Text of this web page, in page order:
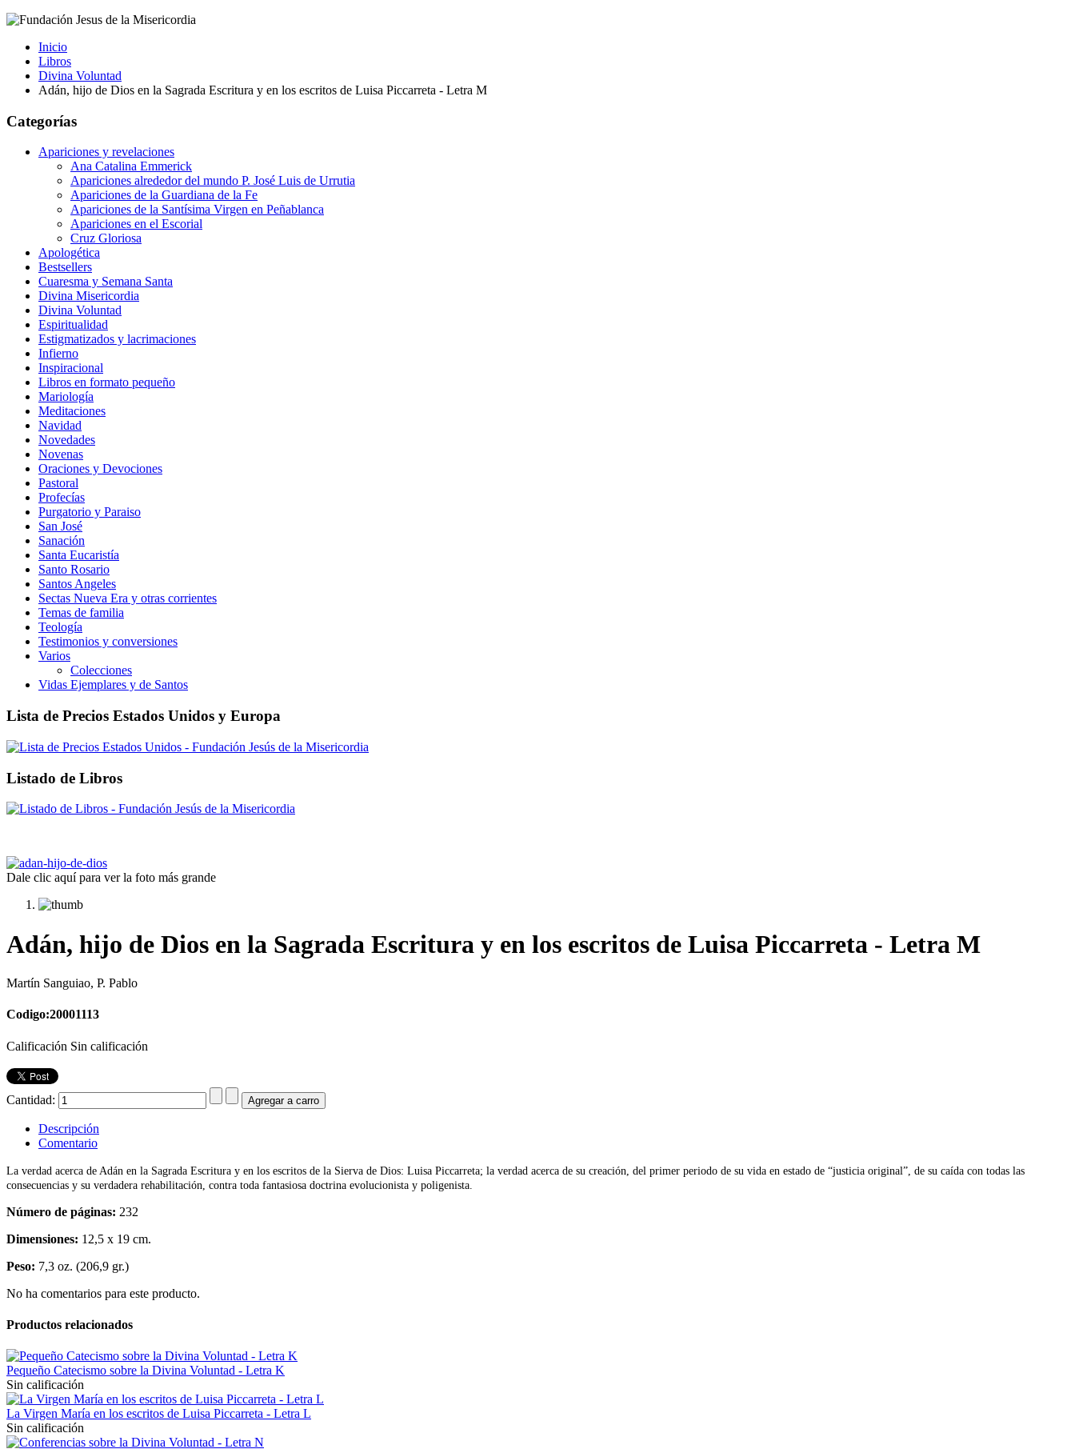
Inicio
Libros
Divina Voluntad
Adán, hijo de Dios en la Sagrada Escritura y en los escritos de Luisa Piccarreta - Letra M
Categorías
Apariciones y revelaciones
Ana Catalina Emmerick
Apariciones alrededor del mundo P. José Luis de Urrutia
Apariciones de la Guardiana de la Fe
Apariciones de la Santísima Virgen en Peñablanca
Apariciones en el Escorial
Cruz Gloriosa
Apologética
Bestsellers
Cuaresma y Semana Santa
Divina Misericordia
Divina Voluntad
Espiritualidad
Estigmatizados y lacrimaciones
Infierno
Inspiracional
Libros en formato pequeño
Mariología
Meditaciones
Navidad
Novedades
Novenas
Oraciones y Devociones
Pastoral
Profecías
Purgatorio y Paraiso
San José
Sanación
Santa Eucaristía
Santo Rosario
Santos Angeles
Sectas Nueva Era y otras corrientes
Temas de familia
Teología
Testimonios y conversiones
Varios
Colecciones
Vidas Ejemplares y de Santos
Lista de Precios Estados Unidos y Europa
Listado de Libros
Dale clic aquí para ver la foto más grande
Adán, hijo de Dios en la Sagrada Escritura y en los escritos de Luisa Piccarreta - Letra M
Martín Sanguiao, P. Pablo
Codigo:20001113
Calificación Sin calificación
Cantidad:
Descripción
Comentario
La verdad acerca de Adán en la Sagrada Escritura y en los escritos de la Sierva de Dios: Luisa Piccarreta; la verdad acerca de su creación, del primer periodo de su vida en estado de “justicia original”, de su caída con todas las
consecuencias y su verdadera rehabilitación, contra toda fantasiosa doctrina evolucionista y poligenista.
Número de páginas: 232
Dimensiones: 12,5 x 19 cm.
Peso: 7,3 oz. (206,9 gr.)
No ha comentarios para este producto.
Productos relacionados
Pequeño Catecismo sobre la Divina Voluntad - Letra K
Sin calificación
La Virgen María en los escritos de Luisa Piccarreta - Letra L
Sin calificación